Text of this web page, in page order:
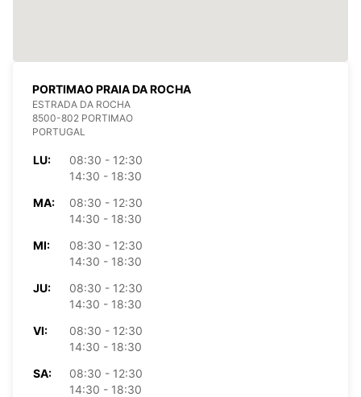
PORTIMAO PRAIA DA ROCHA
ESTRADA DA ROCHA
8500-802 PORTIMAO
PORTUGAL
LU:
08:30 - 12:30
14:30 - 18:30
MA:
08:30 - 12:30
14:30 - 18:30
MI:
08:30 - 12:30
14:30 - 18:30
JU:
08:30 - 12:30
14:30 - 18:30
VI:
08:30 - 12:30
14:30 - 18:30
SA:
08:30 - 12:30
14:30 - 18:30